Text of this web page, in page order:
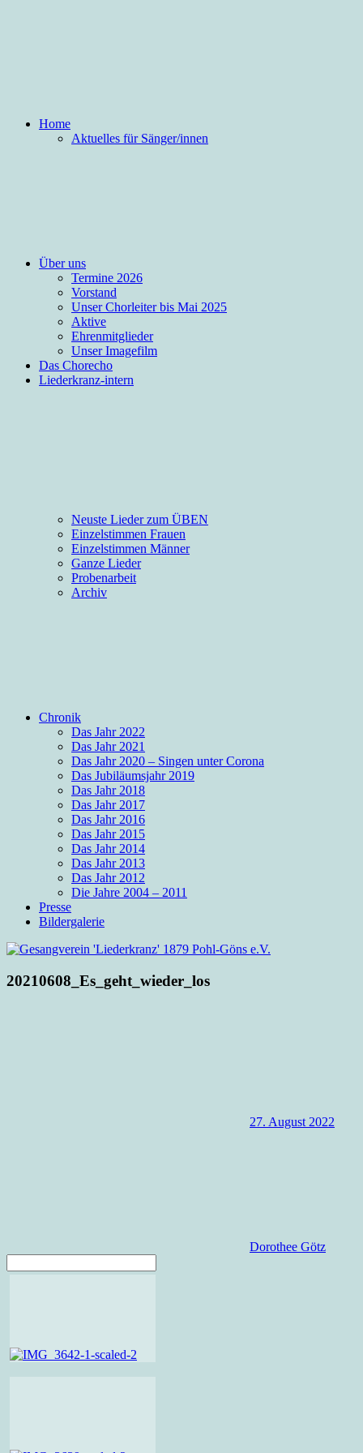
Home
Aktuelles für Sänger/innen
Über uns
Termine 2026
Vorstand
Unser Chorleiter bis Mai 2025
Aktive
Ehrenmitglieder
Unser Imagefilm
Das Chorecho
Liederkranz-intern
Neuste Lieder zum ÜBEN
Einzelstimmen Frauen
Einzelstimmen Männer
Ganze Lieder
Probenarbeit
Archiv
Chronik
Das Jahr 2022
Das Jahr 2021
Das Jahr 2020 – Singen unter Corona
Das Jubiläumsjahr 2019
Das Jahr 2018
Das Jahr 2017
Das Jahr 2016
Das Jahr 2015
Das Jahr 2014
Das Jahr 2013
Das Jahr 2012
Die Jahre 2004 – 2011
Presse
Bildergalerie
20210608_Es_geht_wieder_los
27. August 2022
Dorothee Götz